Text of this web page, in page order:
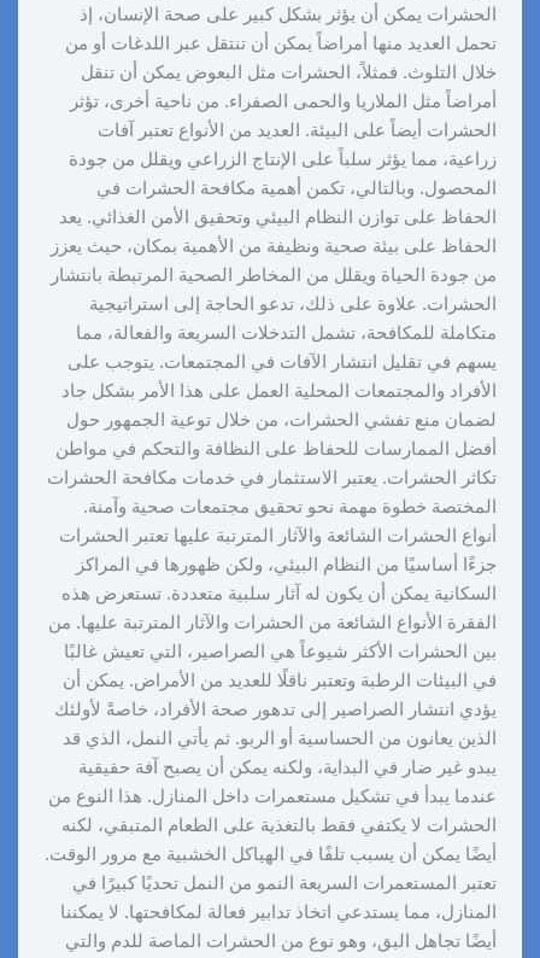
الحشرات يمكن أن يؤثر بشكل كبير على صحة الإنسان، إذ
تحمل العديد منها أمراضاً يمكن أن تنتقل عبر اللدغات أو من
خلال التلوث. فمثلاً، الحشرات مثل البعوض يمكن أن تنقل
أمراضاً مثل الملاريا والحمى الصفراء. من ناحية أخرى، تؤثر
الحشرات أيضاً على البيئة. العديد من الأنواع تعتبر آفات
زراعية، مما يؤثر سلباً على الإنتاج الزراعي ويقلل من جودة
المحصول. وبالتالي، تكمن أهمية مكافحة الحشرات في
الحفاظ على توازن النظام البيئي وتحقيق الأمن الغذائي. يعد
الحفاظ على بيئة صحية ونظيفة من الأهمية بمكان، حيث يعزز
من جودة الحياة ويقلل من المخاطر الصحية المرتبطة بانتشار
الحشرات. علاوة على ذلك، تدعو الحاجة إلى استراتيجية
متكاملة للمكافحة، تشمل التدخلات السريعة والفعالة، مما
يسهم في تقليل انتشار الآفات في المجتمعات. يتوجب على
الأفراد والمجتمعات المحلية العمل على هذا الأمر بشكل جاد
لضمان منع تفشي الحشرات، من خلال توعية الجمهور حول
أفضل الممارسات للحفاظ على النظافة والتحكم في مواطن
تكاثر الحشرات. يعتبر الاستثمار في خدمات مكافحة الحشرات
المختصة خطوة مهمة نحو تحقيق مجتمعات صحية وآمنة.
أنواع الحشرات الشائعة والآثار المترتبة عليها تعتبر الحشرات
جزءًا أساسيًا من النظام البيئي، ولكن ظهورها في المراكز
السكانية يمكن أن يكون له آثار سلبية متعددة. تستعرض هذه
الفقرة الأنواع الشائعة من الحشرات والآثار المترتبة عليها. من
بين الحشرات الأكثر شيوعاً هي الصراصير، التي تعيش غالبًا
في البيئات الرطبة وتعتبر ناقلًا للعديد من الأمراض. يمكن أن
يؤدي انتشار الصراصير إلى تدهور صحة الأفراد، خاصةً لأولئك
الذين يعانون من الحساسية أو الربو. ثم يأتي النمل، الذي قد
يبدو غير ضار في البداية، ولكنه يمكن أن يصبح آفة حقيقية
عندما يبدأ في تشكيل مستعمرات داخل المنازل. هذا النوع من
الحشرات لا يكتفي فقط بالتغذية على الطعام المتبقي، لكنه
أيضًا يمكن أن يسبب تلفًا في الهياكل الخشبية مع مرور الوقت.
تعتبر المستعمرات السريعة النمو من النمل تحديًا كبيرًا في
المنازل، مما يستدعي اتخاذ تدابير فعالة لمكافحتها. لا يمكننا
أيضًا تجاهل البق، وهو نوع من الحشرات الماصة للدم والتي